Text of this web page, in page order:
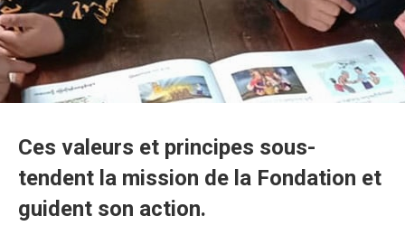
Ces valeurs et principes sous-
tendent la mission de la Fondation et
guident son action.